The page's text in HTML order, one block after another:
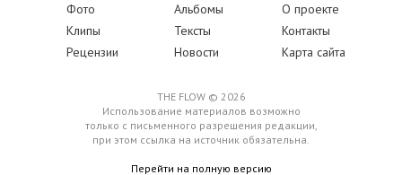
Фото Альбомы
О проекте
Клипы
Тексты
Контакты
Рецензии
Новости Карта сайта
THE FLOW © 2026
Использование материалов возможно
только с письменного разрешения редакции,
при этом ссылка на источник обязательна.
Перейти на полную версию